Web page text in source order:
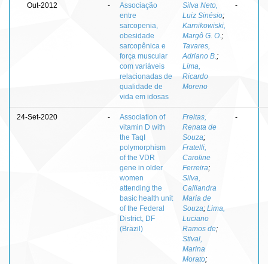
Out-2012 -
Associação
entre
sarcopenia,
obesidade
sarcopênica e
força muscular
com variáveis
relacionadas de
qualidade de
vida em idosas
Silva Neto,
Luiz Sinésio;
Karnikowiski,
Margô G. O. ;
Tavares,
Adriano B. ;
Lima,
Ricardo
Moreno
-
24-Set-2020 -
Association of
vitamin D with
the TaqI
polymorphism
of the VDR
gene in older
women
attending the
basic health unit
of the Federal
District, DF
(Brazil)
Freitas,
Renata de
Souza;
Fratelli,
Caroline
Ferreira;
Silva,
Calliandra
Maria de
Souza; Lima,
Luciano
Ramos de;
Stival,
Marina
Morato;
-